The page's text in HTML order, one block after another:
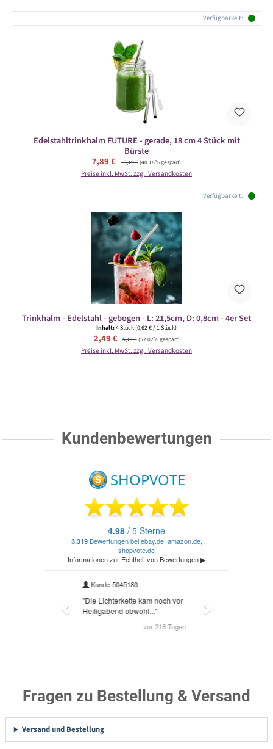
Verfügbarkeit:
Edelstahltrinkhalm FUTURE - gerade, 18 cm 4 Stück mit
Bürste
Verkaufspreis:
7,89 € Regulärer Preis:
13,19 €(40.18% gespart)
Preise inkl. MwSt. zzgl. Versandkosten
Verfügbarkeit:
Trinkhalm - Edelstahl - gebogen - L: 21,5cm, D: 0,8cm - 4er Set
Inhalt:4 Stück(0,62 € / 1 Stück)
Verkaufspreis:
2,49 € Regulärer Preis:
5,19 €(52.02% gespart)
Preise inkl. MwSt. zzgl. Versandkosten
Kundenbewertungen
Fragen zu Bestellung & Versand
Versand und Bestellung